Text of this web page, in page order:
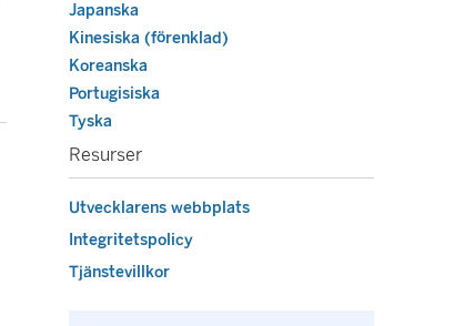
Japanska
Kinesiska (förenklad)
Koreanska
Portugisiska
Tyska
Resurser
Utvecklarens webbplats
Integritetspolicy
Tjänstevillkor